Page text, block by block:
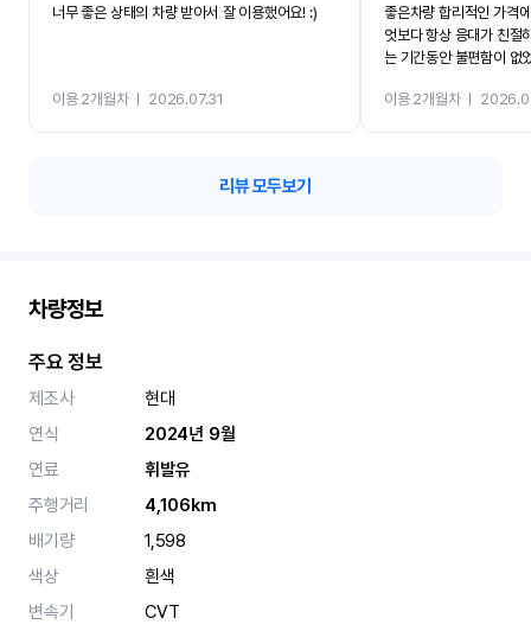
너무 좋은 상태의 차량 받아서 잘 이용했어요! :)
이용 2개월차ㅣ 2026.07.31
좋은차량 합리적인 가격
엇보다 항상 응대가 친절
는 기간동안 불편함이 없
카 렌트 고민없이 강추합
이용 2개월차ㅣ
리뷰 모두보기
차량정보
주요 정보
제조사
현대
연식
2024년 9월
연료
휘발유
주행거리
4,106km
배기량
1,598
색상
흰색
변속기
CVT